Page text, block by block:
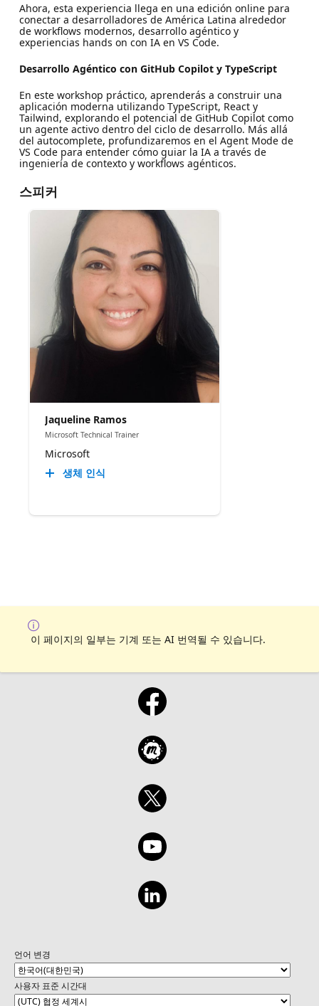
Ahora, esta experiencia llega en una edición online para
conectar a desarrolladores de América Latina alrededor
de workflows modernos, desarrollo agéntico y
experiencias hands on con IA en VS Code.
Desarrollo Agéntico con GitHub Copilot y TypeScript
En este workshop práctico, aprenderás a construir una
aplicación moderna utilizando TypeScript, React y
Tailwind, explorando el potencial de GitHub Copilot como
un agente activo dentro del ciclo de desarrollo. Más allá
del autocomplete, profundizaremos en el Agent Mode de
VS Code para entender cómo guiar la IA a través de
ingeniería de contexto y workflows agénticos.
스피커
Jaqueline Ramos
Microsoft Technical Trainer
Microsoft
생체 인식
이 페이지의 일부는 기계 또는 AI 번역될 수 있습니다.
언어 변경
사용자 표준 시간대